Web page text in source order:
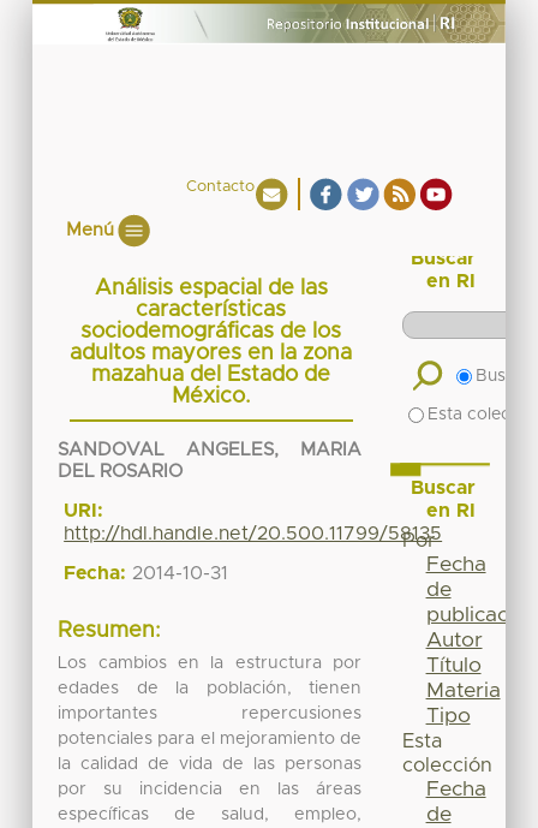
Contacto
Menú
Análisis espacial de las
características
sociodemográficas de los
adultos mayores en la zona
mazahua del Estado de
México.
SANDOVAL ANGELES, MARIA
DEL ROSARIO
URI:
http://hdl.handle.net/20.500.11799/58135
Fecha: 2014-10-31
Resumen:
Los cambios en la estructura por
edades de la población, tienen
importantes repercusiones
potenciales para el mejoramiento de
la calidad de vida de las personas
por su incidencia en las áreas
específicas de salud, empleo,
Buscar
en RI
Buscar
Esta
Buscar
en RI
Por
Fecha
de
publicación
Autor
Título
Materia
Tipo
Esta
colección
Fecha
de